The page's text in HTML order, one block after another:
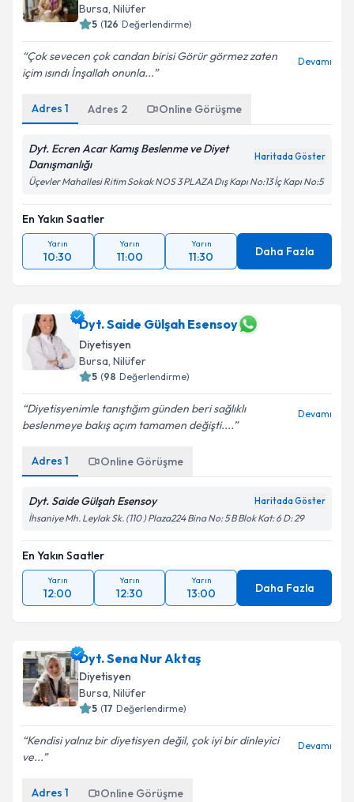
Bursa, Nilüfer
5 (126 Değerlendirme)
Çok sevecen çok candan birisi Görür görmez zaten
içim ısındı İnşallah onunla...
Devamı
Adres 1 Adres 2 Online Görüşme
Dyt. Ecren Acar Kamış Beslenme ve Diyet
Danışmanlığı
Haritada Göster
Üçevler Mahallesi Ritim Sokak NOS 3 PLAZA Dış Kapı No:13 İç Kapı No:5
En Yakın Saatler
Yarın
10:30
Yarın
11:00
Yarın
11:30 Daha Fazla
Dyt. Saide Gülşah Esensoy
Diyetisyen
Bursa, Nilüfer
5 (98 Değerlendirme)
Diyetisyenimle tanıştığım günden beri sağlıklı
beslenmeye bakış açım tamamen değişti....
Devamı
Adres 1 Online Görüşme
Dyt. Saide Gülşah Esensoy Haritada Göster
İhsaniye Mh. Leylak Sk. (110 ) Plaza224 Bina No: 5 B Blok Kat: 6 D: 29
En Yakın Saatler
Yarın
12:00
Yarın
12:30
Yarın
13:00 Daha Fazla
Dyt. Sena Nur Aktaş
Diyetisyen
Bursa, Nilüfer
5 (17 Değerlendirme)
Kendisi yalnız bir diyetisyen değil, çok iyi bir dinleyici
ve...
Devamı
Adres 1 Online Görüşme